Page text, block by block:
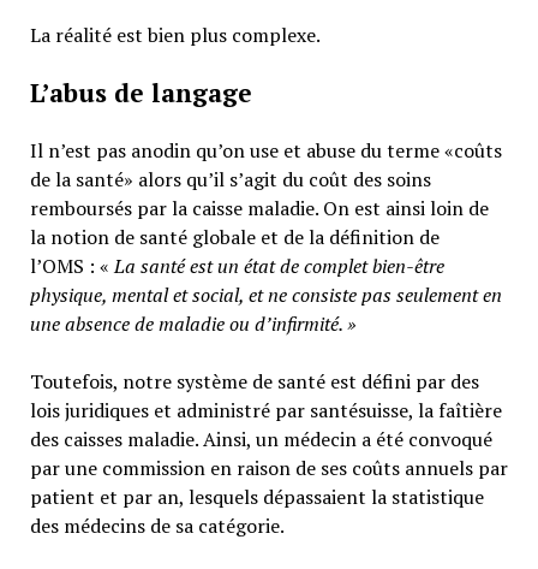
La réalité est bien plus complexe.
L’abus de langage
Il n’est pas anodin qu’on use et abuse du terme «coûts
de la santé» alors qu’il s’agit du coût des soins
remboursés par la caisse maladie. On est ainsi loin de
la notion de santé globale et de la définition de
l’OMS : «La santé est un état de complet bien-être
physique, mental et social, et ne consiste pas seulement en
une absence de maladie ou d’infirmité.»
Toutefois, notre système de santé est défini par des
lois juridiques et administré par santésuisse, la faîtière
des caisses maladie. Ainsi, un médecin a été convoqué
par une commission en raison de ses coûts annuels par
patient et par an, lesquels dépassaient la statistique
des médecins de sa catégorie.